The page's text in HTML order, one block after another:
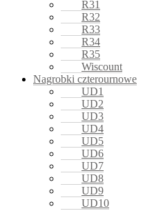
R31
R32
R33
R34
R35
Wiscount
Nagrobki czterournowe
UD1
UD2
UD3
UD4
UD5
UD6
UD7
UD8
UD9
UD10